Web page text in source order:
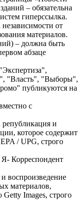
– обязательна
гиперссылка.
от
материалов.
– должна быть
абзаце
"Власть", "Выборы",
публикуются на
с
и
которое содержит
/ UPG, строго
Я- Корреспондент
воспроизведение
материалов,
Images, строго